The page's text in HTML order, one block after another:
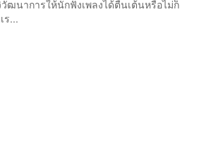
ฒนาการให้นักฟังเพลงได้ตื่นเต้นหรือไม่ก็
ร...